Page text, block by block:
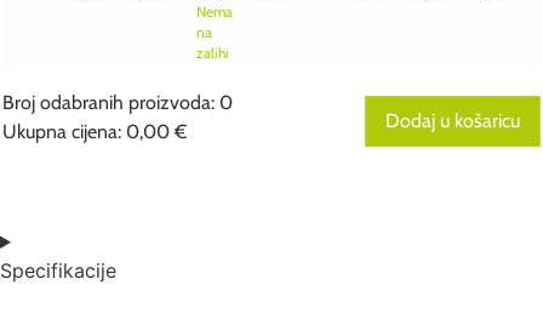
Nema
na
zalihi
Broj odabranih proizvoda: 0
Ukupna cijena: 0,00 €
Your
total
is
Dodaj u košaricu
Specifikacije